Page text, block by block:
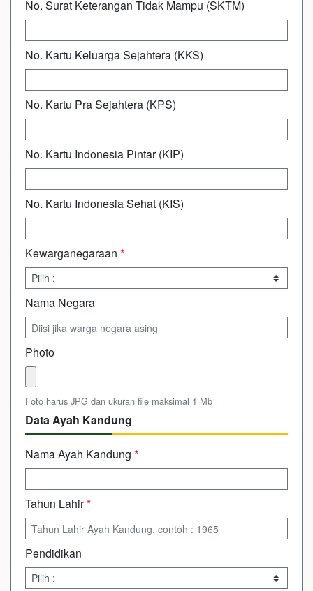
No. Surat Keterangan Tidak Mampu (SKTM)
No. Kartu Keluarga Sejahtera (KKS)
No. Kartu Pra Sejahtera (KPS)
No. Kartu Indonesia Pintar (KIP)
No. Kartu Indonesia Sehat (KIS)
Kewarganegaraan *
Nama Negara
Photo
Foto harus JPG dan ukuran file maksimal 1 Mb
Data Ayah Kandung
Nama Ayah Kandung *
Tahun Lahir*
Pendidikan